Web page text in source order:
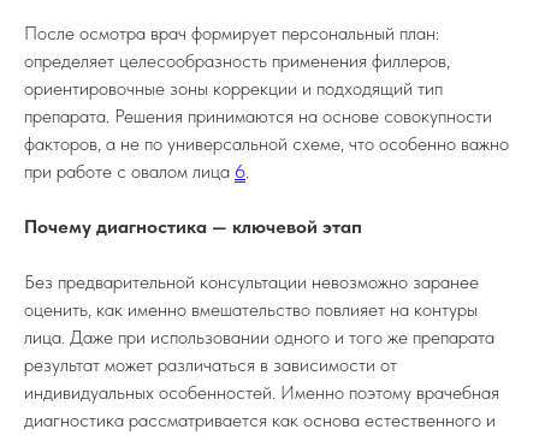
После осмотра врач формирует персональный план:
определяет целесообразность применения филлеров,
ориентировочные зоны коррекции и подходящий тип
препарата. Решения принимаются на основе совокупности
факторов, а не по универсальной схеме, что особенно важно
при работе с овалом лица 6.
Почему диагностика — ключевой этап
Без предварительной консультации невозможно заранее
оценить, как именно вмешательство повлияет на контуры
лица. Даже при использовании одного и того же препарата
результат может различаться в зависимости от
индивидуальных особенностей. Именно поэтому врачебная
диагностика рассматривается как основа естественного и
Клиника эстетической косметологии в
Крыму